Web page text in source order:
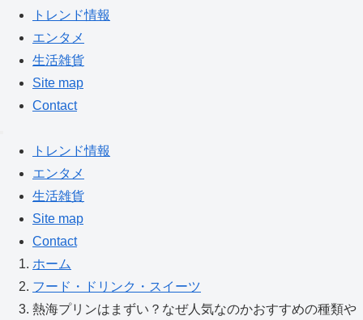
トレンド情報
エンタメ
生活雑貨
Site map
Contact
トレンド情報
エンタメ
生活雑貨
Site map
Contact
ホーム
フード・ドリンク・スイーツ
熱海プリンはまずい？なぜ人気なのかおすすめの種類や